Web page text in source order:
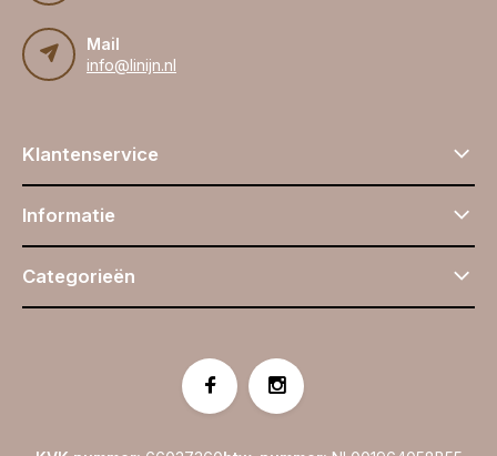
Mail
info@linijn.nl
Klantenservice
Informatie
Categorieën